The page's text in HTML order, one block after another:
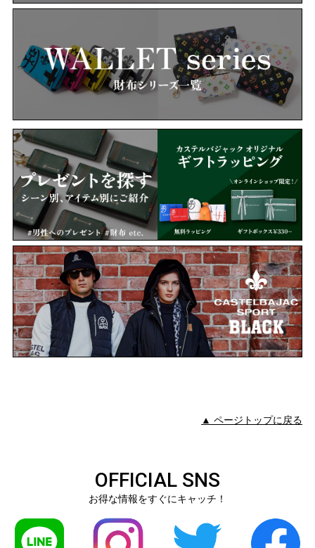
▲ ページトップに戻る
OFFICIAL SNS
お得な情報をすぐにキャッチ！